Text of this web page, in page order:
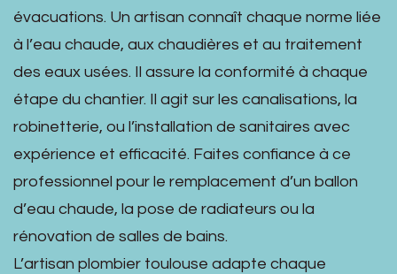
évacuations. Un artisan connaît chaque norme liée
à l’eau chaude, aux chaudières et au traitement
des eaux usées. Il assure la conformité à chaque
étape du chantier. Il agit sur les canalisations, la
robinetterie, ou l’installation de sanitaires avec
expérience et efficacité. Faites confiance à ce
professionnel pour le remplacement d’un ballon
d’eau chaude, la pose de radiateurs ou la
rénovation de salles de bains.
L’artisan plombier toulouse adapte chaque